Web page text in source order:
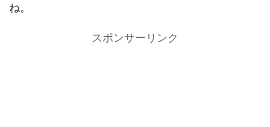
ね。
スポンサーリンク